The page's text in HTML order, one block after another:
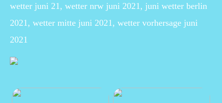
wetter juni 21, wetter nrw juni 2021, juni wetter berlin
2021, wetter mitte juni 2021, wetter vorhersage juni
2021